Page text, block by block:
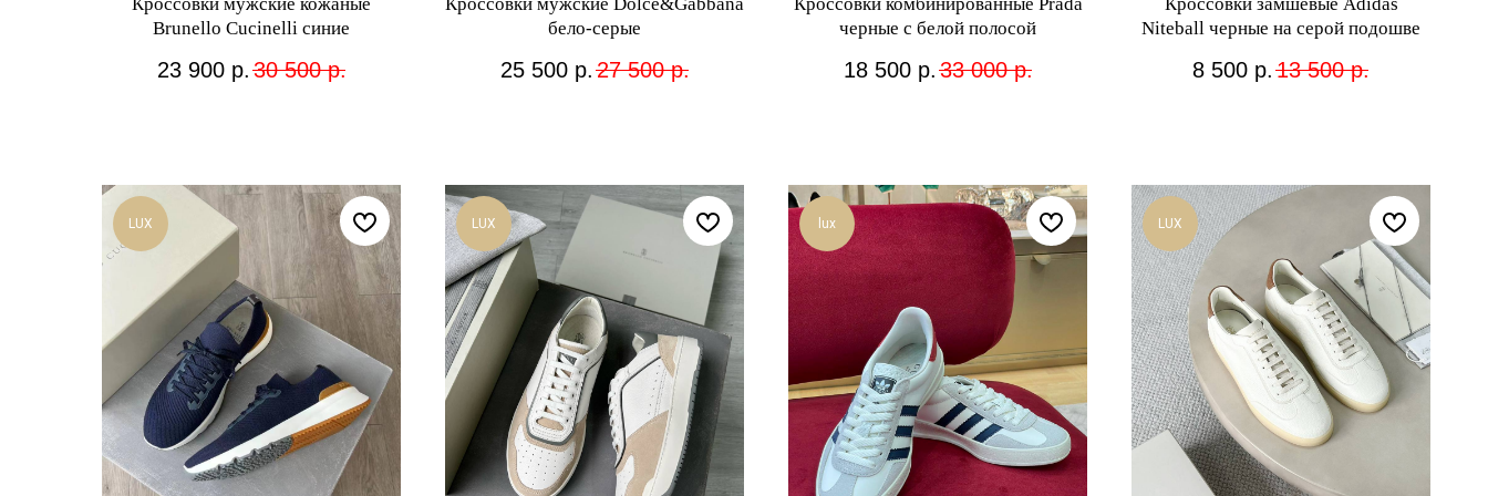
Brunello Cucinelli синие
23 900 р. 30 500 р.
бело-серые
25 500 р. 27 500 р.
черные с белой полосой
18 500 р. 33 000 р.
Niteball черные на серой подошве
8 500 р. 13 500 р.
LUX LUX lux LUX